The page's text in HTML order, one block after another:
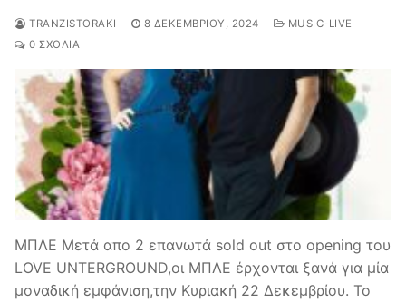
TRANZISTORAKI 8 ΔΕΚΕΜΒΡΊΟΥ, 2024
MUSIC-LIVE
0 ΣΧΌΛΙΑ
ΜΠΛΕ Μετά απο 2 επανωτά sold out στο opening του
LOVE UNTERGROUND,οι ΜΠΛΕ έρχονται ξανά για μία
μοναδική εμφάνιση,την Κυριακή 22 Δεκεμβρίου. Το